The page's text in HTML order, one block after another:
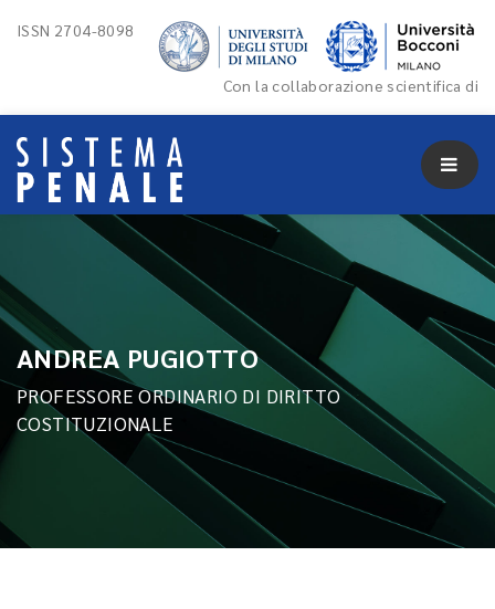
ISSN 2704-8098
Con la collaborazione scientifica di
ANDREA PUGIOTTO
PROFESSORE ORDINARIO DI DIRITTO
COSTITUZIONALE